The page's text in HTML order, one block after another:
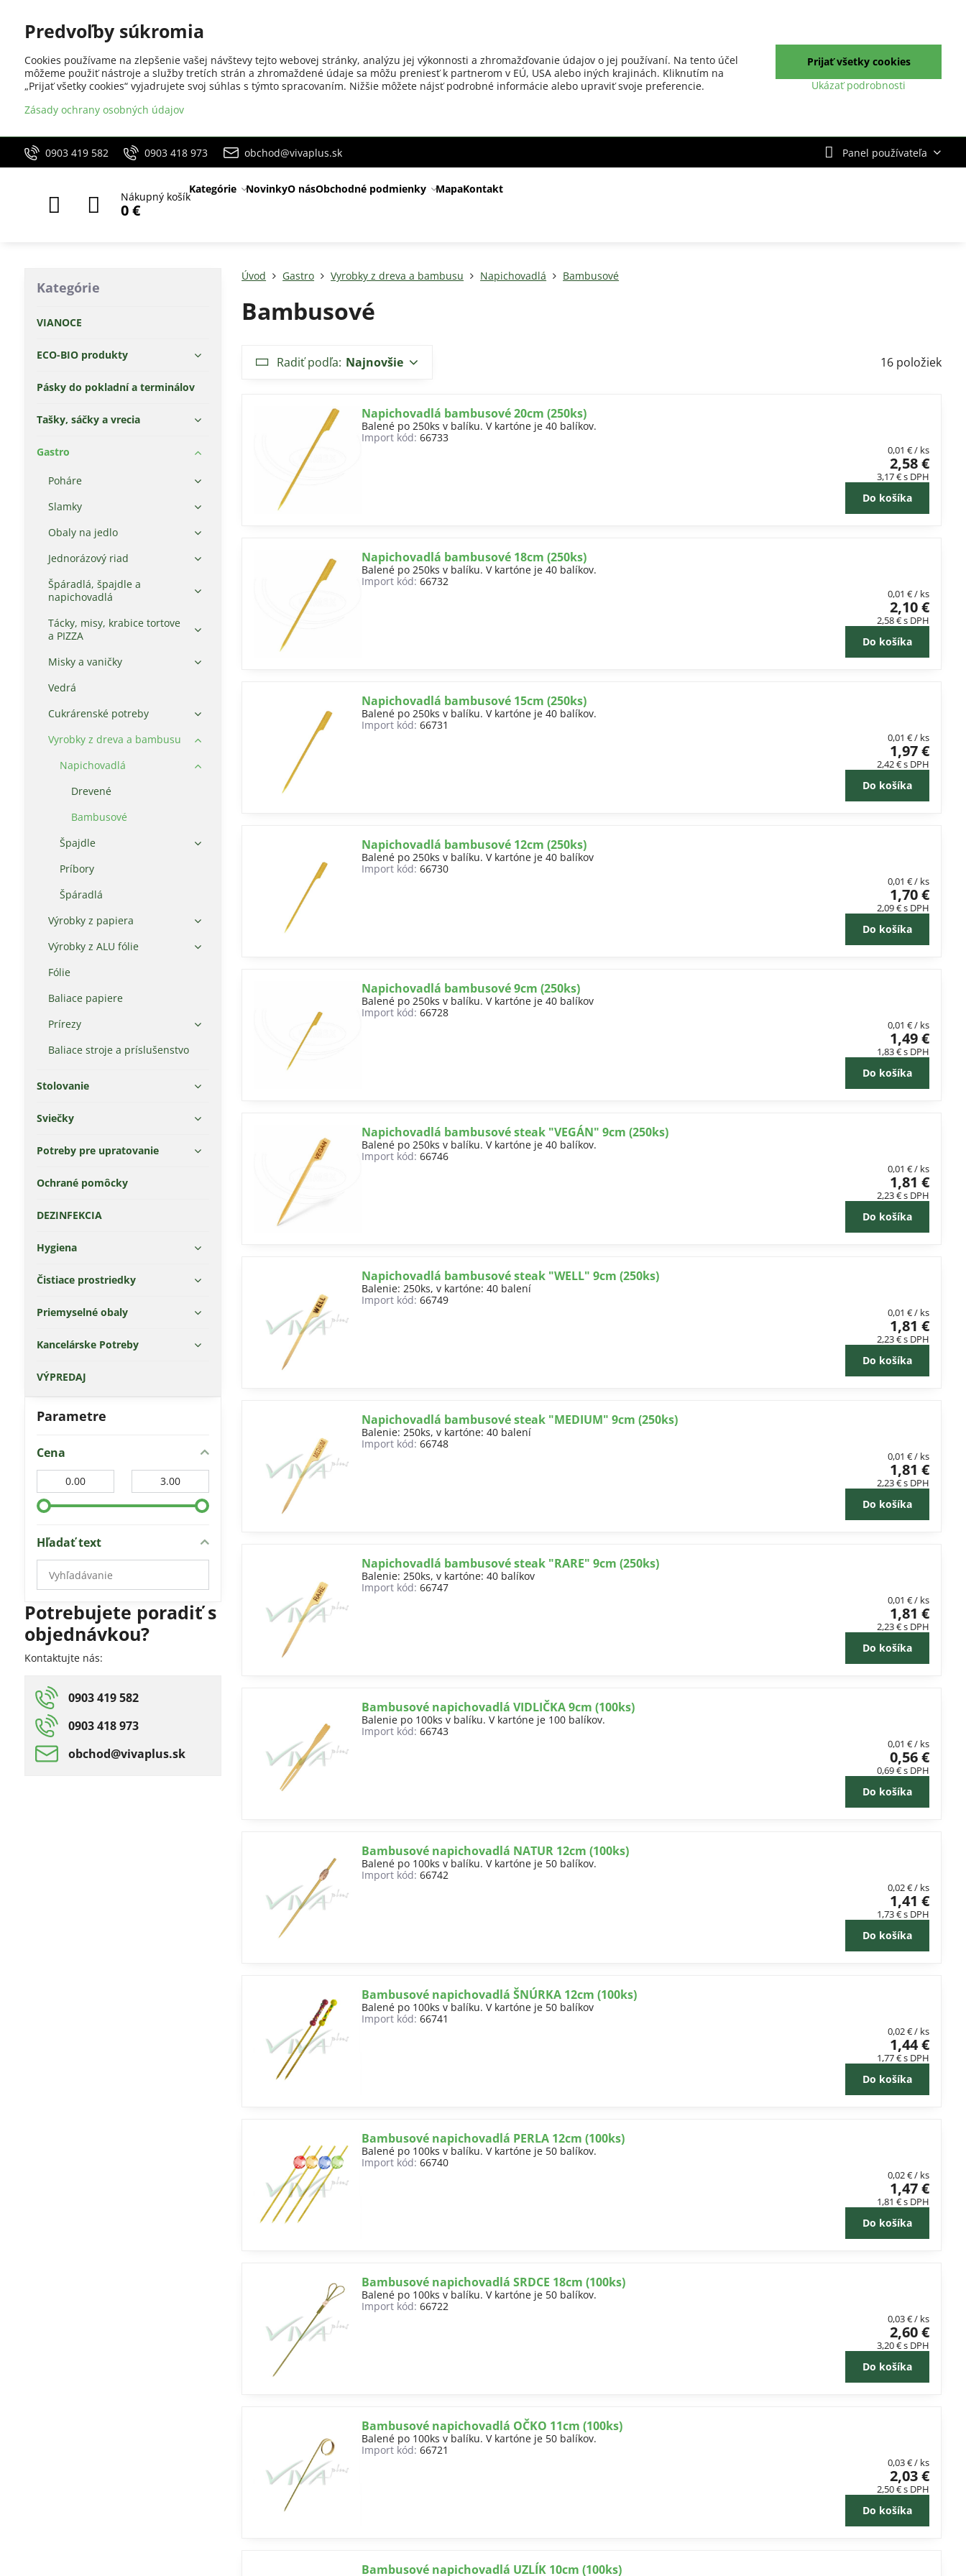
0903 419 582 0903 418 973 obchod@vivaplus.sk Panel používateľa
Nákupný košík
0 €
Kategórie NovinkyO násObchodné podmienky MapaKontakt
Úvod Gastro Vyrobky z dreva a bambusu Napichovadlá Bambusové
Bambusové
Radiť podľa: Najnovšie 16 položiek
Napichovadlá bambusové 20cm (250ks)
Balené po 250ks v balíku. V kartóne je 40 balíkov.
Import kód: 66733
2,58 €
3,17 €s DPH
0,01 €/ ks
Do košíka
Napichovadlá bambusové 18cm (250ks)
Balené po 250ks v balíku. V kartóne je 40 balíkov.
Import kód: 66732
2,10 €
2,58 €s DPH
0,01 €/ ks
Do košíka
Napichovadlá bambusové 15cm (250ks)
Balené po 250ks v balíku. V kartóne je 40 balíkov.
Import kód: 66731
1,97 €
2,42 €s DPH
0,01 €/ ks
Do košíka
Napichovadlá bambusové 12cm (250ks)
Balené po 250ks v balíku. V kartóne je 40 balíkov
Import kód: 66730
1,70 €
2,09 €s DPH
0,01 €/ ks
Do košíka
Napichovadlá bambusové 9cm (250ks)
Balené po 250ks v balíku. V kartóne je 40 balíkov
Import kód: 66728
1,49 €
1,83 €s DPH
0,01 €/ ks
Do košíka
Napichovadlá bambusové steak "VEGÁN" 9cm (250ks)
Balené po 250ks v balíku. V kartóne je 40 balíkov.
Import kód: 66746
1,81 €
2,23 €s DPH
0,01 €/ ks
Do košíka
Napichovadlá bambusové steak "WELL" 9cm (250ks)
Balenie: 250ks, v kartóne: 40 balení
Import kód: 66749
1,81 €
2,23 €s DPH
0,01 €/ ks
Do košíka
Napichovadlá bambusové steak "MEDIUM" 9cm (250ks)
Balenie: 250ks, v kartóne: 40 balení
Import kód: 66748
1,81 €
2,23 €s DPH
0,01 €/ ks
Do košíka
Napichovadlá bambusové steak "RARE" 9cm (250ks)
Balenie: 250ks, v kartóne: 40 balíkov
Import kód: 66747
1,81 €
2,23 €s DPH
0,01 €/ ks
Do košíka
Bambusové napichovadlá VIDLIČKA 9cm (100ks)
Balenie po 100ks v balíku. V kartóne je 100 balíkov.
Import kód: 66743
0,56 €
0,69 €s DPH
0,01 €/ ks
Do košíka
Bambusové napichovadlá NATUR 12cm (100ks)
Balené po 100ks v balíku. V kartóne je 50 balíkov.
Import kód: 66742
1,41 €
1,73 €s DPH
0,02 €/ ks
Do košíka
Bambusové napichovadlá ŠNÚRKA 12cm (100ks)
Balené po 100ks v balíku. V kartóne je 50 balíkov
Import kód: 66741
1,44 €
1,77 €s DPH
0,02 €/ ks
Do košíka
Bambusové napichovadlá PERLA 12cm (100ks)
Balené po 100ks v balíku. V kartóne je 50 balíkov.
Import kód: 66740
1,47 €
1,81 €s DPH
0,02 €/ ks
Do košíka
Bambusové napichovadlá SRDCE 18cm (100ks)
Balené po 100ks v balíku. V kartóne je 50 balíkov.
Import kód: 66722
2,60 €
3,20 €s DPH
0,03 €/ ks
Do košíka
Bambusové napichovadlá OČKO 11cm (100ks)
Balené po 100ks v balíku. V kartóne je 50 balíkov.
Import kód: 66721
2,03 €
2,50 €s DPH
0,03 €/ ks
Do košíka
Bambusové napichovadlá UZLÍK 10cm (100ks)
Parametre
Cena
Hľadať text
Prehľadať
výsledky
fulltextom
Potrebujete poradiť s
objednávkou?
Kontaktujte nás:
0903 419 582
0903 418 973
obchod​@vivaplus​.sk
Kategórie
VIANOCE
ECO-BIO produkty
Pásky do pokladní a terminálov
Tašky, sáčky a vrecia
Gastro
Poháre
Slamky
Obaly na jedlo
Jednorázový riad
Špáradlá, špajdle a
napichovadlá
Tácky, misy, krabice tortove
a PIZZA
Misky a vaničky
Vedrá
Cukrárenské potreby
Vyrobky z dreva a bambusu
Napichovadlá
Drevené
Bambusové
Špajdle
Príbory
Špáradlá
Výrobky z papiera
Výrobky z ALU fólie
Fólie
Baliace papiere
Prírezy
Baliace stroje a príslušenstvo
Stolovanie
Sviečky
Potreby pre upratovanie
Ochrané pomôcky
DEZINFEKCIA
Hygiena
Čistiace prostriedky
Priemyselné obaly
Kancelárske Potreby
VÝPREDAJ
Predvoľby súkromia
Cookies používame na zlepšenie vašej návštevy tejto webovej stránky, analýzu jej výkonnosti a zhromažďovanie údajov o jej používaní. Na tento účel
môžeme použiť nástroje a služby tretích strán a zhromaždené údaje sa môžu preniesť k partnerom v EÚ, USA alebo iných krajinách. Kliknutím na
„Prijať všetky cookies“ vyjadrujete svoj súhlas s týmto spracovaním. Nižšie môžete nájsť podrobné informácie alebo upraviť svoje preferencie.
Zásady ochrany osobných údajov
Ukázať podrobnosti
Prijať všetky cookies